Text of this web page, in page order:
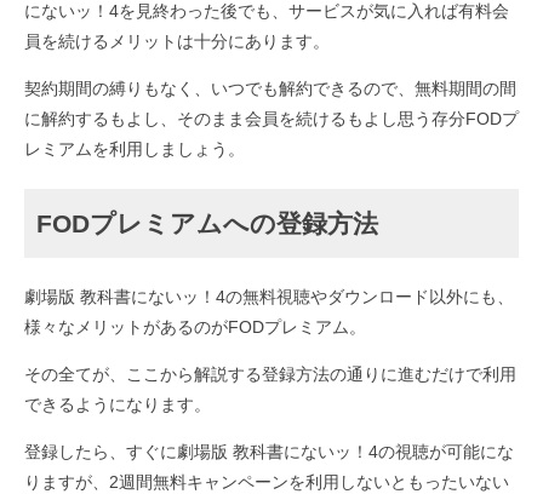
にないッ！4を見終わった後でも、サービスが気に入れば有料会
員を続けるメリットは十分にあります。
契約期間の縛りもなく、いつでも解約できるので、無料期間の間
に解約するもよし、そのまま会員を続けるもよし思う存分FODプ
レミアムを利用しましょう。
FODプレミアムへの登録方法
劇場版 教科書にないッ！4の無料視聴やダウンロード以外にも、
様々なメリットがあるのがFODプレミアム。
その全てが、ここから解説する登録方法の通りに進むだけで利用
できるようになります。
登録したら、すぐに劇場版 教科書にないッ！4の視聴が可能にな
りますが、2週間無料キャンペーンを利用しないともったいない